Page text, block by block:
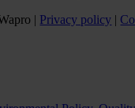
| Privacy policy |